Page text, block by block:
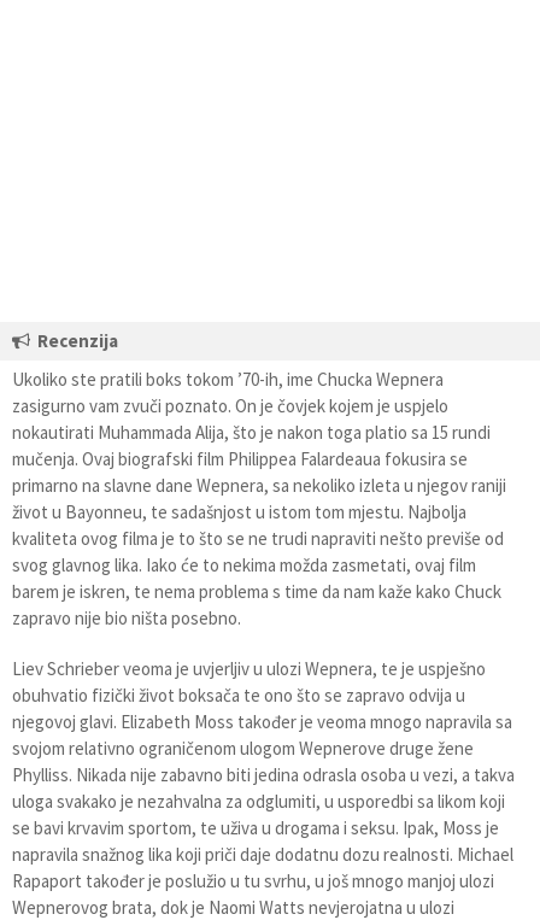
Recenzija
Ukoliko ste pratili boks tokom ’70-ih, ime Chucka Wepnera
zasigurno vam zvuči poznato. On je čovjek kojem je uspjelo
nokautirati Muhammada Alija, što je nakon toga platio sa 15 rundi
mučenja. Ovaj biografski film Philippea Falardeaua fokusira se
primarno na slavne dane Wepnera, sa nekoliko izleta u njegov raniji
život u Bayonneu, te sadašnjost u istom tom mjestu. Najbolja
kvaliteta ovog filma je to što se ne trudi napraviti nešto previše od
svog glavnog lika. Iako će to nekima možda zasmetati, ovaj film
barem je iskren, te nema problema s time da nam kaže kako Chuck
zapravo nije bio ništa posebno.
Liev Schrieber veoma je uvjerljiv u ulozi Wepnera, te je uspješno
obuhvatio fizički život boksača te ono što se zapravo odvija u
njegovoj glavi. Elizabeth Moss također je veoma mnogo napravila sa
svojom relativno ograničenom ulogom Wepnerove druge žene
Phylliss. Nikada nije zabavno biti jedina odrasla osoba u vezi, a takva
uloga svakako je nezahvalna za odglumiti, u usporedbi sa likom koji
se bavi krvavim sportom, te uživa u drogama i seksu. Ipak, Moss je
napravila snažnog lika koji priči daje dodatnu dozu realnosti. Michael
Rapaport također je poslužio u tu svrhu, u još mnogo manjoj ulozi
Wepnerovog brata, dok je Naomi Watts nevjerojatna u ulozi